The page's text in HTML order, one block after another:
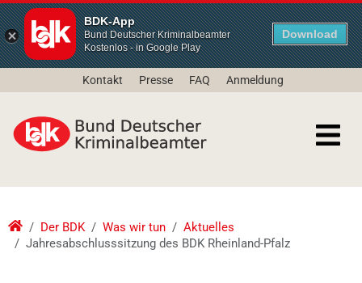
BDK-App
Bund Deutscher Kriminalbeamter
Kostenlos - in Google Play
Download
Kontakt Presse FAQ Anmeldung
Der BDK Was wir tun
Aktuelles
Jahresabschlusssitzung des BDK Rheinland-Pfalz